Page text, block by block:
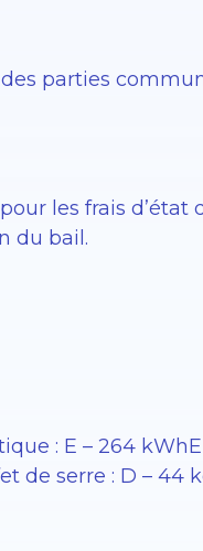
parties
les frais d’état
du bail.
: E – 264
de serre : D – 44